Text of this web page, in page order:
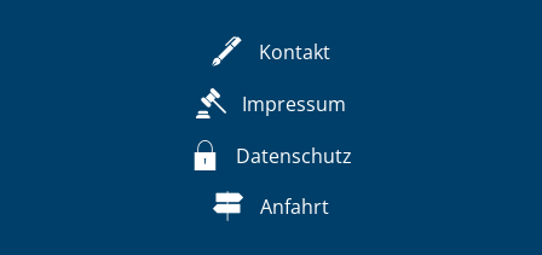
Kontakt
Impressum
Datenschutz
Anfahrt